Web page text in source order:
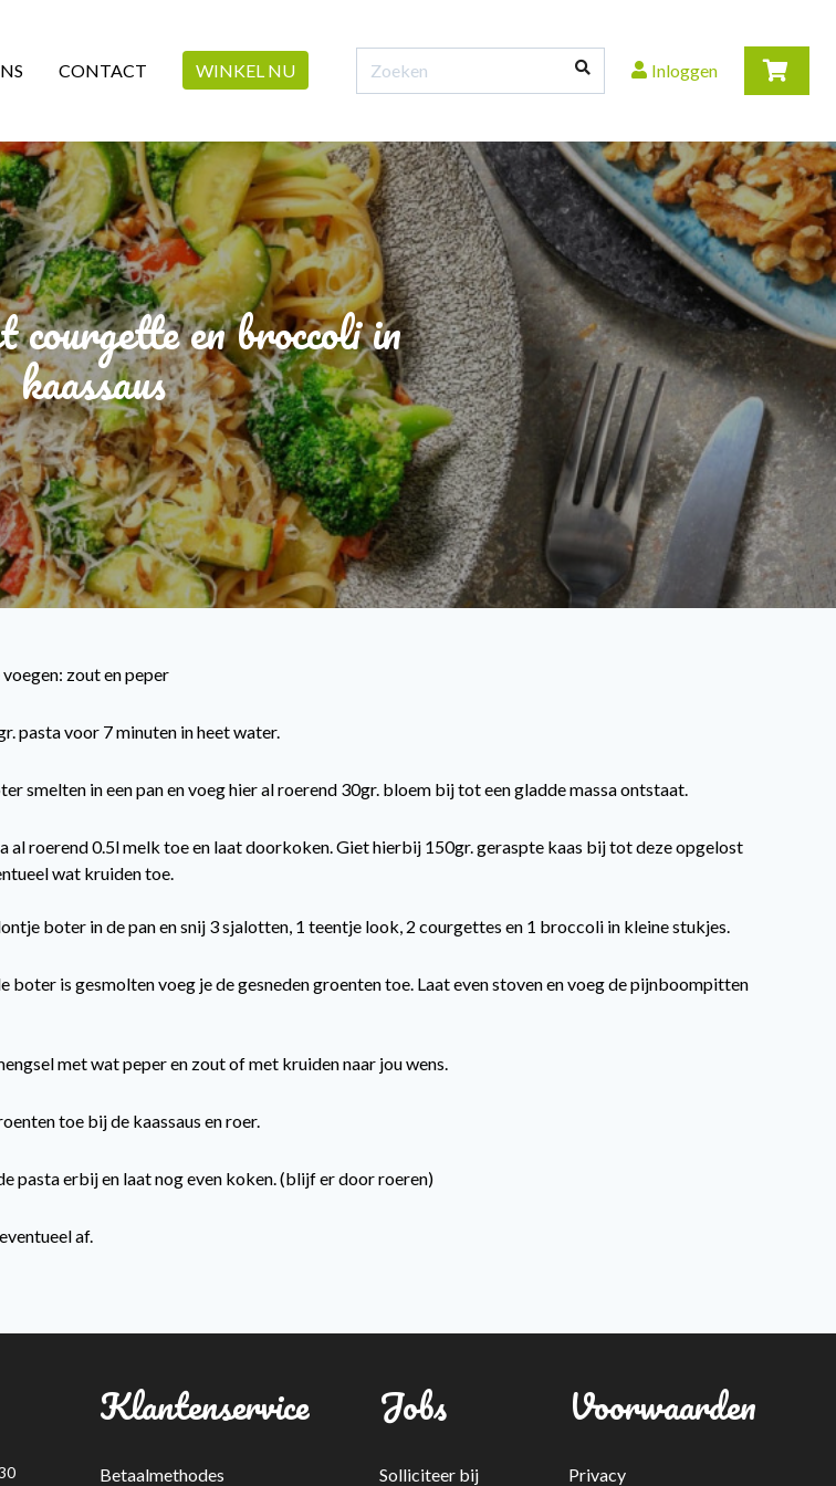
CONTACT WINKEL NU Inloggen
courgette en broccoli in
kaassaus
zout en peper
pasta voor 7 minuten in heet water.
smelten in een pan en voeg hier al roerend 30gr. bloem bij tot een gladde massa ontstaat.
al roerend 0.5l melk toe en laat doorkoken. Giet hierbij 150gr. geraspte kaas bij tot deze opgelost
wat kruiden toe.
boter in de pan en snij 3 sjalotten, 1 teentje look, 2 courgettes en 1 broccoli in kleine stukjes.
boter is gesmolten voeg je de gesneden groenten toe. Laat even stoven en voeg de pijnboompitten
met wat peper en zout of met kruiden naar jou wens.
toe bij de kaassaus en roer.
pasta erbij en laat nog even koken. (blijf er door roeren)
af.
Klantenservice
Betaalmethodes
Jobs
Solliciteer bij
Voorwaarden
Privacy